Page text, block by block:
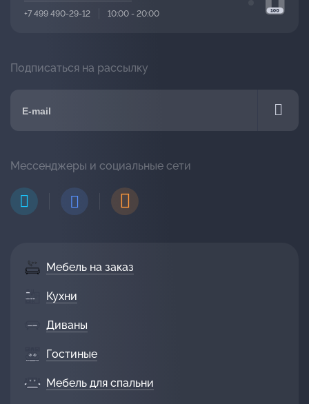
Мебель на заказ
Кухни
Диваны
Гостиные
Мебель для спальни
+7 499 490-29-12 10:00 - 20:00
Подписаться на рассылку
Мессенджеры и социальные сети